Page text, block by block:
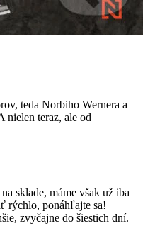
teda Norbiho Wernera a
nielen teraz, ale od
sklade, máme však už iba
rýchlo, ponáhľajte sa!
zvyčajne do šiestich dní.